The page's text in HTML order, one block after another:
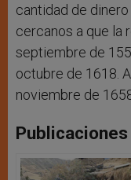
cantidad de dinero
cercanos a que la
septiembre de
octubre de 1618.
noviembre de